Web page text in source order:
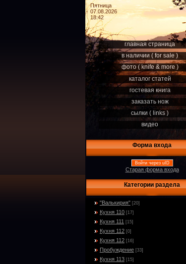
Пятница
07.08.2026
18:42
главная страница
в наличии ( for sale )
фото ( knife & more )
каталог статей
гостевая книга
заказать нож
сылки ( links )
видео
Форма входа
Войти через uID
Старая форма входа
Категории раздела
"Валькирия" [20]
Кухня 110 [17]
Кухня 111 [15]
Кухня 112 [0]
Кухня 112 [16]
Пробуждение [33]
Кухня 113 [15]